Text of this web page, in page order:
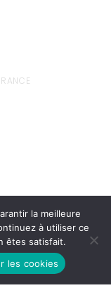
la meilleure
à utiliser ce
êtes satisfait.
les cookies